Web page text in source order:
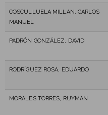
COSCULLUELA MILLAN, CARLOS
MANUEL
PADRÓN GONZÁLEZ, DAVID
RODRÍGUEZ ROSA, EDUARDO
MORALES TORRES, RUYMAN